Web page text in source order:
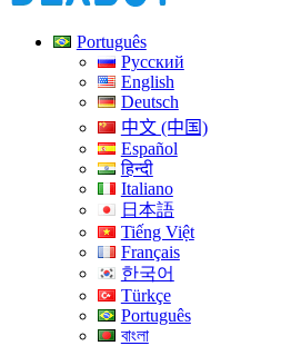
Português
Русский
English
Deutsch
中文 (中国)
Español
हिन्दी
Italiano
日本語
Tiếng Việt
Français
한국어
Türkçe
Português
বাংলা